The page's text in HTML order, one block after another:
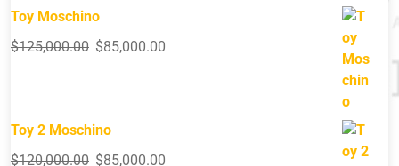
Toy Moschino
$125,000.00 $85,000.00
Toy 2 Moschino
$120,000.00 $85,000.00